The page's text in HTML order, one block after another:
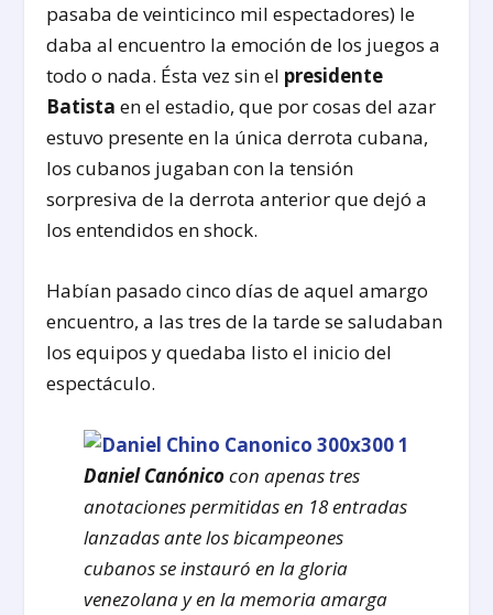
pasaba de veinticinco mil espectadores) le
daba al encuentro la emoción de los juegos a
todo o nada. Ésta vez sin el presidente
Batista en el estadio, que por cosas del azar
estuvo presente en la única derrota cubana,
los cubanos jugaban con la tensión
sorpresiva de la derrota anterior que dejó a
los entendidos en shock.
Habían pasado cinco días de aquel amargo
encuentro, a las tres de la tarde se saludaban
los equipos y quedaba listo el inicio del
espectáculo.
Daniel Canónicocon apenas tres
anotaciones permitidas en 18 entradas
lanzadas ante los bicampeones
cubanos se instauró en la gloria
venezolana y en la memoria amarga